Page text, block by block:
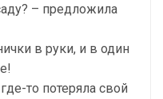
– предложила
в руки, и в один
то потеряла свой